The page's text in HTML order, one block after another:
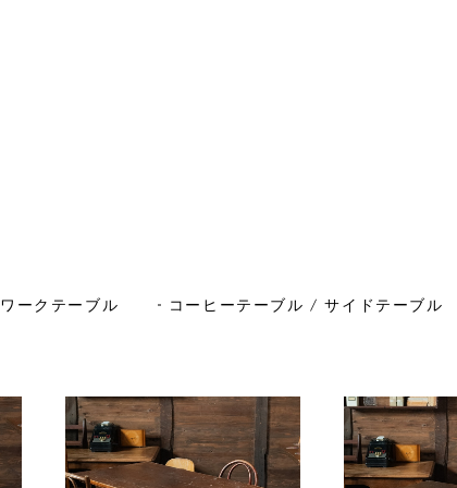
ワークテーブル コーヒーテーブル / サイドテーブル